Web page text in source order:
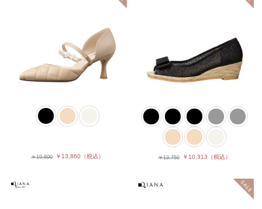
￥19,800 ￥13,860 （税込） ￥13,750 ￥10,313 （税込）